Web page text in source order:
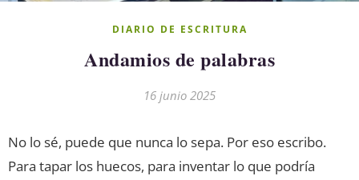
DIARIO DE ESCRITURA
Andamios de palabras
16 junio 2025
No lo sé, puede que nunca lo sepa. Por eso escribo.
Para tapar los huecos, para inventar lo que podría